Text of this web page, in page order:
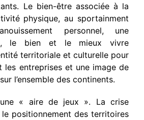
Le bien-être associée à la
physique, au sportainment
personnel, une
le bien et le mieux vivre
territoriale et culturelle pour
les entreprises et une image de
l’ensemble des continents.
« aire de jeux ». La crise
positionnement des territoires